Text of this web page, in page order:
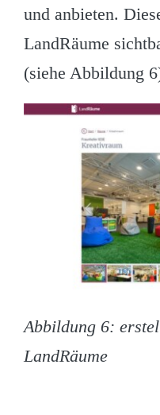
und anbieten.
LandRäume
(siehe Abbildung
Abbildung 6:
LandRäume